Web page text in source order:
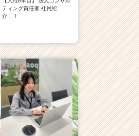
ティング責任者 社員紹
介！！